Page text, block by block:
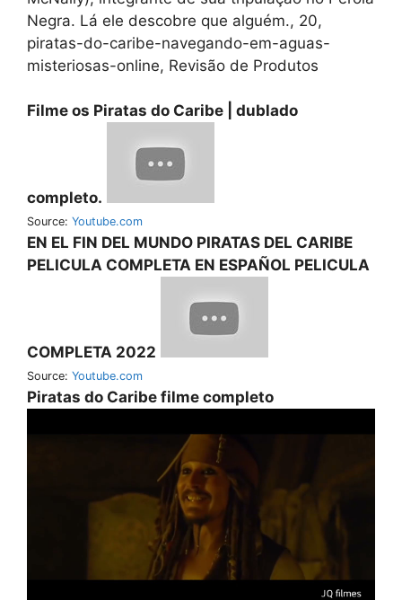
Negra. Lá ele descobre que alguém., 20,
piratas-do-caribe-navegando-em-aguas-
misteriosas-online, Revisão de Produtos
Filme os Piratas do Caribe | dublado
completo.
Source: Youtube.com
EN EL FIN DEL MUNDO PIRATAS DEL CARIBE
PELICULA COMPLETA EN ESPAÑOL PELICULA
COMPLETA 2022
Source: Youtube.com
Piratas do Caribe filme completo